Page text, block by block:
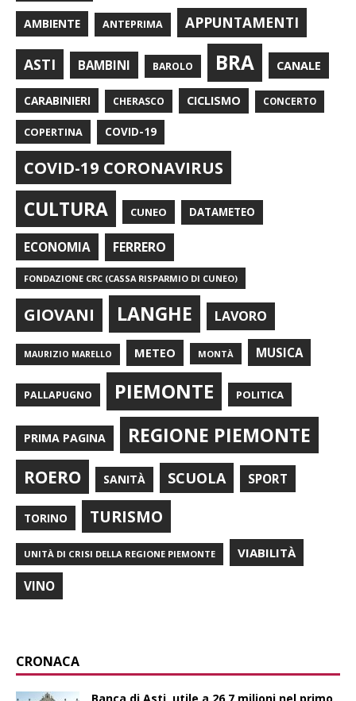
AMBIENTE ANTEPRIMA APPUNTAMENTI
ASTI BAMBINI BAROLO BRA CANALE
CARABINIERI CHERASCO CICLISMO CONCERTO
COPERTINA COVID-19
COVID-19 CORONAVIRUS
CULTURA CUNEO DATAMETEO
ECONOMIA FERRERO
FONDAZIONE CRC (CASSA RISPARMIO DI CUNEO)
GIOVANI LANGHE LAVORO
MAURIZIO MARELLO METEO MONTÀ MUSICA
PALLAPUGNO PIEMONTE POLITICA
PRIMA PAGINA REGIONE PIEMONTE
ROERO SANITÀ SCUOLA SPORT
TORINO TURISMO
UNITÀ DI CRISI DELLA REGIONE PIEMONTE VIABILITÀ
VINO
CRONACA